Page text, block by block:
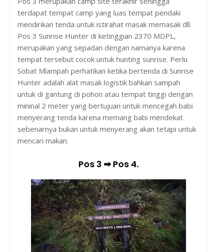
terdapat tempat camp yang luas tempat pendaki
mendirikan tenda untuk istirahat masak memasak dll.
Pos 3 Sunrise Hunter di ketinggian 2370 MDPL,
merupakan yang sepadan dengan namanya karena
tempat tersebut cocok untuk hunting sunrise. Perlu
Sobat Mlampah perhatikan ketika bertenda di Sunrise
Hunter adalah alat masak logistik bahkan sampah
untuk di gantung di pohon atau tempat tinggi dengan
mininal 2 meter yang bertujuan untuk mencegah babi
menyerang tenda karena memang babi mendekat
sebenarnya bukan untuk menyerang akan tetapi untuk
mencari makan.
Pos 3 ➡ Pos 4.